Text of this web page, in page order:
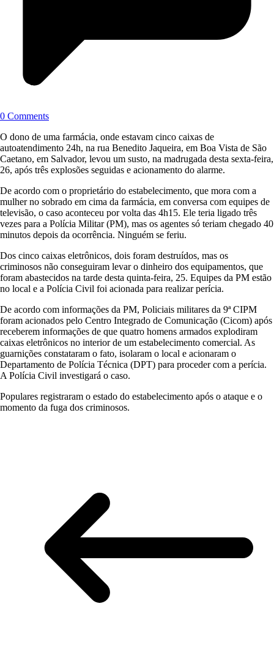
0 Comments
O dono de uma farmácia, onde estavam cinco caixas de
autoatendimento 24h, na rua Benedito Jaqueira, em Boa Vista de São
Caetano, em Salvador, levou um susto, na madrugada desta sexta-feira,
26, após três explosões seguidas e acionamento do alarme.
De acordo com o proprietário do estabelecimento, que mora com a
mulher no sobrado em cima da farmácia, em conversa com equipes de
televisão, o caso aconteceu por volta das 4h15. Ele teria ligado três
vezes para a Polícia Militar (PM), mas os agentes só teriam chegado 40
minutos depois da ocorrência. Ninguém se feriu.
Dos cinco caixas eletrônicos, dois foram destruídos, mas os
criminosos não conseguiram levar o dinheiro dos equipamentos, que
foram abastecidos na tarde desta quinta-feira, 25. Equipes da PM estão
no local e a Polícia Civil foi acionada para realizar perícia.
De acordo com informações da PM, Policiais militares da 9ª CIPM
foram acionados pelo Centro Integrado de Comunicação (Cicom) após
receberem informações de que quatro homens armados explodiram
caixas eletrônicos no interior de um estabelecimento comercial. As
guarnições constataram o fato, isolaram o local e acionaram o
Departamento de Polícia Técnica (DPT) para proceder com a perícia.
A Polícia Civil investigará o caso.
Populares registraram o estado do estabelecimento após o ataque e o
momento da fuga dos criminosos.